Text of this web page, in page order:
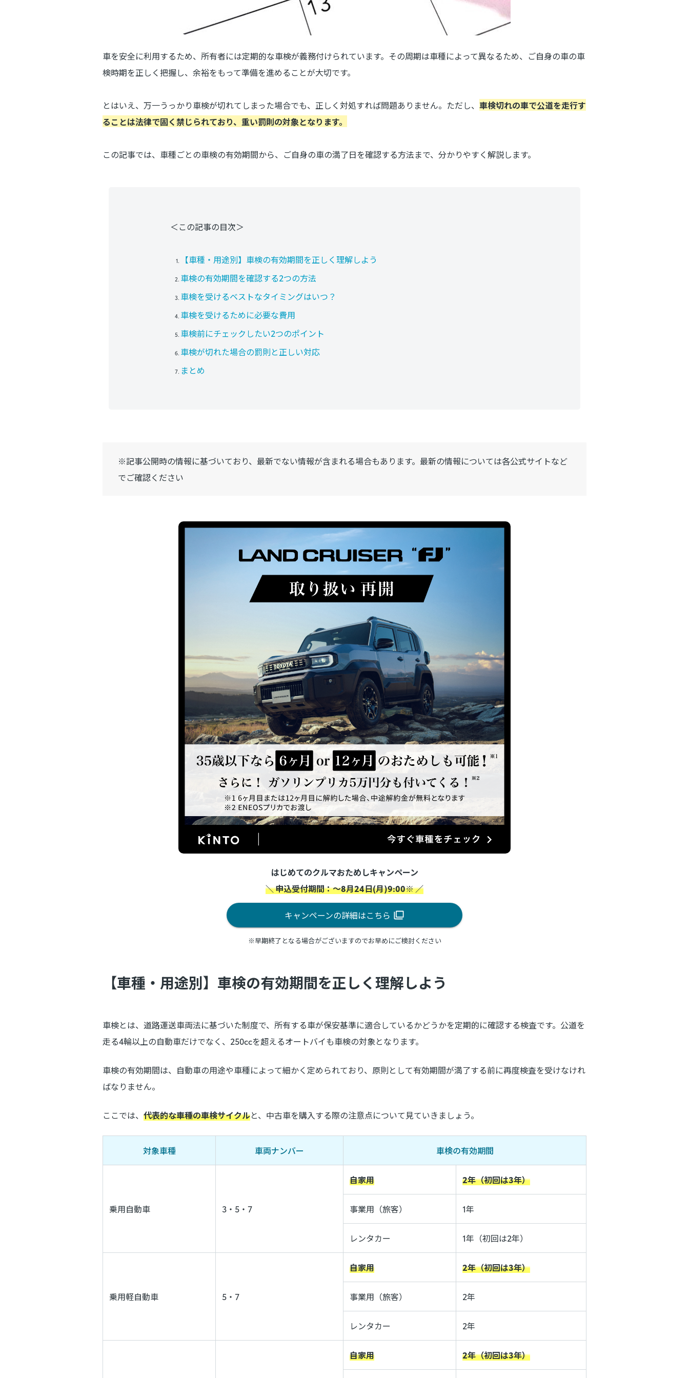
車を安全に利用するため、所有者には定期的な車検が義務付けられています。その周期は車種によって異なるため、ご自身の車の車
検時期を正しく把握し、余裕をもって準備を進めることが大切です。
とはいえ、万一うっかり車検が切れてしまった場合でも、正しく対処すれば問題ありません。ただし、 車検切れの車で公道を走行す
ることは法律で固く禁じられており、重い罰則の対象となります。
この記事では、車種ごとの車検の有効期間から、ご自身の車の満了日を確認する方法まで、分かりやすく解説します。
＜この記事の目次＞
【車種・用途別】車検の有効期間を正しく理解しよう
車検の有効期間を確認する2つの方法
車検を受けるベストなタイミングはいつ？
車検を受けるために必要な費用
車検前にチェックしたい2つのポイント
車検が切れた場合の罰則と正しい対応
まとめ
※記事公開時の情報に基づいており、最新でない情報が含まれる場合もあります。最新の情報については各公式サイトなど
でご確認ください
はじめてのクルマおためしキャンペーン
＼ 申込受付期間：～8月24日(月)9:00※ ／
キャンペーンの詳細はこちら
※早期終了となる場合がございますのでお早めにご検討ください
【車種・用途別】車検の有効期間を正しく理解しよう
車検とは、道路運送車両法に基づいた制度で、所有する車が保安基準に適合しているかどうかを定期的に確認する検査です。公道を
走る4輪以上の自動車だけでなく、250ccを超えるオートバイも車検の対象となります。
車検の有効期間は、自動車の用途や車種によって細かく定められており、原則として有効期間が満了する前に再度検査を受けなけれ
ばなりません。
ここでは、 代表的な車種の車検サイクルと、中古車を購入する際の注意点について見ていきましょう。
対象車種 車両ナンバー 車検の有効期間
乗用自動車 3・5・7
自家用 2年（初回は3年）
事業用（旅客） 1年
レンタカー 1年（初回は2年）
乗用軽自動車 5・7
自家用 2年（初回は3年）
事業用（旅客） 2年
レンタカー 2年
自家用 2年（初回は3年）